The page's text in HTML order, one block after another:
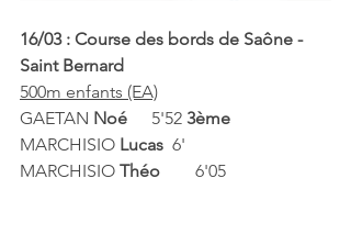
16/03 : Course des bords de Saône -
Saint Bernard
500m enfants (EA)
GAETAN
5'52 3ème
MARCHISIO Lucas 6'
MARCHISIO
6'05